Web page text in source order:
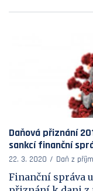
Daňová přiznání
sankcí finanční
22. 3. 2020 Daň z
Finanční správa